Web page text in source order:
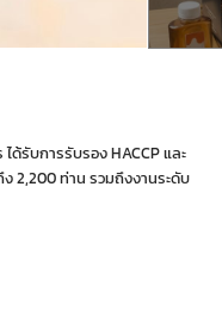
รับการรับรอง HACCP และ
2,200 ท่าน รวมถึงงานระดับ